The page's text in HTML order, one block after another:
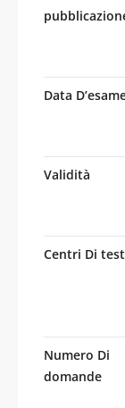
Data
Validità
Centri Di test
Numero Di
domande